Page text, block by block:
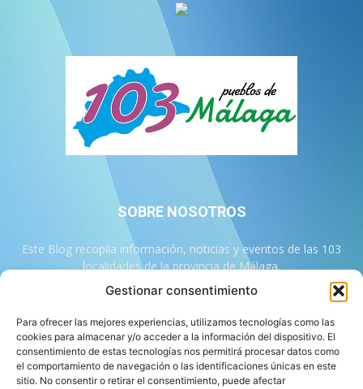
Gestionar consentimiento
Para ofrecer las mejores experiencias, utilizamos tecnologías como las
cookies para almacenar y/o acceder a la información del dispositivo. El
consentimiento de estas tecnologías nos permitirá procesar datos como
el comportamiento de navegación o las identificaciones únicas en este
sitio. No consentir o retirar el consentimiento, puede afectar
SOBRE NOSOTROS
Este Blog recopila información, noticias y eventos de las 103
localidades de la provincia de Málaga.
Contáctanos: info@103malaga.com
SÍGUENOS